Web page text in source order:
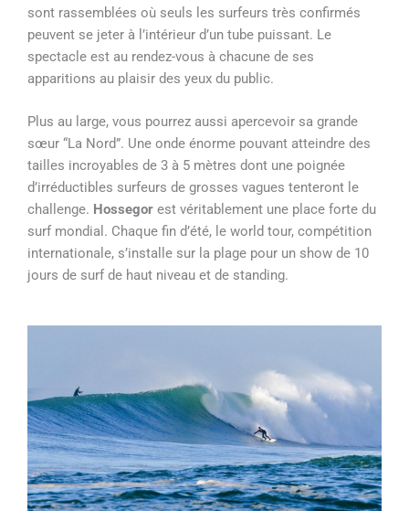
sont rassemblées où seuls les surfeurs très confirmés
peuvent se jeter à l’intérieur d’un tube puissant. Le
spectacle est au rendez-vous à chacune de ses
apparitions au plaisir des yeux du public.
Plus au large, vous pourrez aussi apercevoir sa grande
sœur “La Nord”. Une onde énorme pouvant atteindre des
tailles incroyables de 3 à 5 mètres dont une poignée
d’irréductibles surfeurs de grosses vagues tenteront le
challenge. Hossegor est véritablement une place forte du
surf mondial. Chaque fin d’été, le world tour, compétition
internationale, s’installe sur la plage pour un show de 10
jours de surf de haut niveau et de standing.